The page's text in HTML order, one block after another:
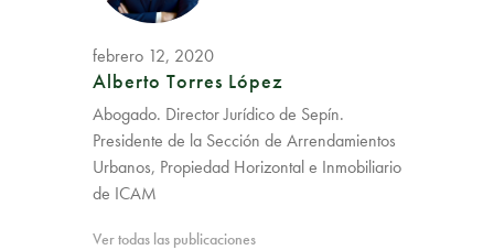
febrero 12, 2020
Alberto Torres López
Abogado. Director Jurídico de Sepín.
Presidente de la Sección de Arrendamientos
Urbanos, Propiedad Horizontal e Inmobiliario
de ICAM
Ver todas las publicaciones